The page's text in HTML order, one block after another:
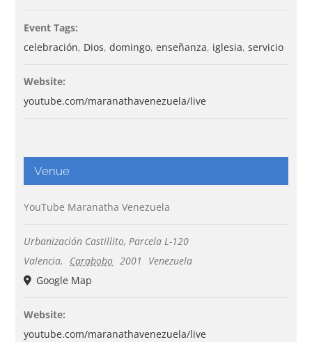
Event Tags:
celebración, Dios,domingo,enseñanza, iglesia,servicio
Website:
youtube.com/maranathavenezuela/live
Venue
YouTube Maranatha Venezuela
Urbanización Castillito, Parcela L-120
Valencia, Carabobo 2001
Venezuela
Google Map
Website:
youtube.com/maranathavenezuela/live